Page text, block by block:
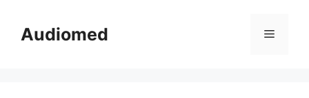
treściAudiomed Menu